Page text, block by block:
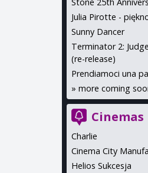
Julia Pirotte -
Sunny Dancer
Terminator 2:
(re-release)
Prendiamoci una
» more coming
Cinemas
Charlie
Cinema City
Helios Sukcesja